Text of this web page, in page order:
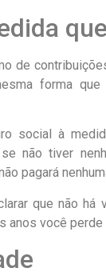
de
forma
social à
não tiver
pagará
que não há
anos você perde